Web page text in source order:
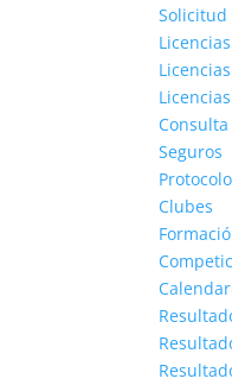
Licencias
Seguros
Clubes